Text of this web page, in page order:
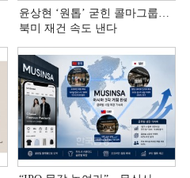
윤상현 ‘원톱ʼ 굳힌 콜마그룹…
북미 재건 속도 낸다